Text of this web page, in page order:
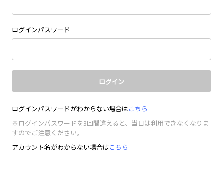
ログインパスワード
ログイン
ログインパスワードがわからない場合はこちら
※ログインパスワードを3回間違えると、当日は利用できなくなりま
すのでご注意ください。
アカウント名がわからない場合はこちら